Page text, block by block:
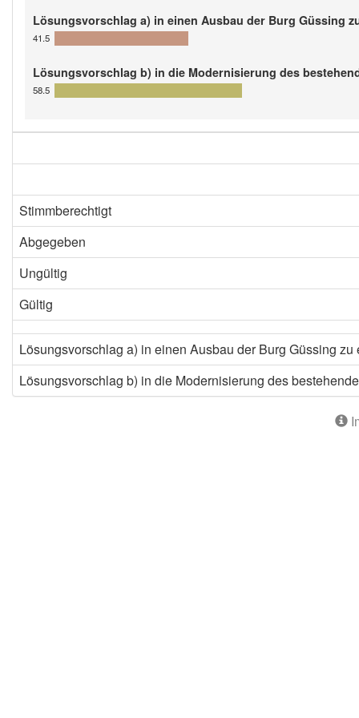
Lösungsvorschlag a) in einen Ausbau der Burg Güssing
41.5
Lösungsvorschlag b) in die Modernisierung des
58.5
Stimmberechtigt
Abgegeben
Ungültig
Gültig
Lösungsvorschlag a) in einen Ausbau der Burg Güssing
Lösungsvorschlag b) in die Modernisierung des